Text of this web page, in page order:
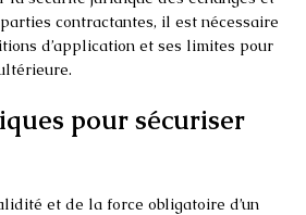
contractantes, il est nécessaire
d’application et ses limites pour
pour sécuriser
et de la force obligatoire d’un